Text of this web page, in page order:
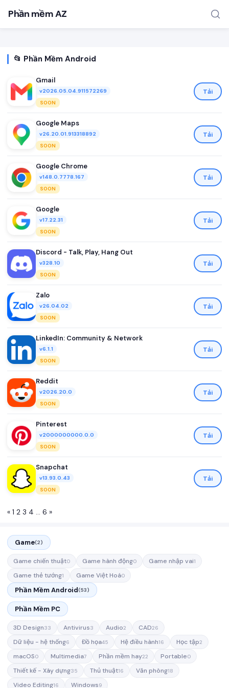
TÌM KIẾM PHỔ BIẾN
MOD APK
Phần mềm AZ
📂 Phần Mềm Android
Gmail
v2026.05.04.911572269
SOON
Tải
Google Maps
v26.20.01.913318892
SOON
Tải
Google Chrome
v148.0.7778.167
SOON
Tải
Google
v17.22.31
SOON
Tải
Discord - Talk, Play, Hang Out
v328.10
SOON
Tải
Zalo
v26.04.02
SOON
Tải
LinkedIn: Community & Network
v6.1.1
SOON
Tải
Reddit
v2026.20.0
SOON
Tải
Pinterest
v2000000000.0.0
SOON
Tải
Snapchat
v13.93.0.43
SOON
Tải
« 1 2 3 4 … 6 »
Game(2)
Game chiến thuật0 Game hành động0 Game nhập vai1
Game thẻ tướng1 Game Việt Hoá0
Phần Mềm Android(53)
Phần Mềm PC
3D Design33 Antivirus3 Audio2 CAD26
Dữ liệu - hệ thống6 Đồ họa45 Hệ điều hành16 Học tập2
macOS0 Multimedia7 Phần mềm hay22 Portable0
Thiết kế - Xây dựng35 Thủ thuật16 Văn phòng18
Video Editing16 Windows9